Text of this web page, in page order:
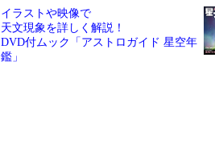
イラストや映像で
天文現象を詳しく解説！
DVD付ムック「アストロガイド 星空年
鑑」